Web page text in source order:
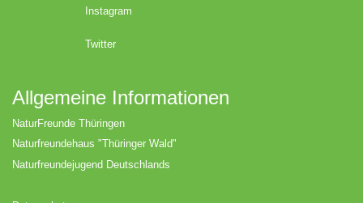
Instagram
Twitter
Allgemeine Informationen
NaturFreunde Thüringen
Naturfreundehaus "Thüringer Wald"
Naturfreundejugend Deutschlands